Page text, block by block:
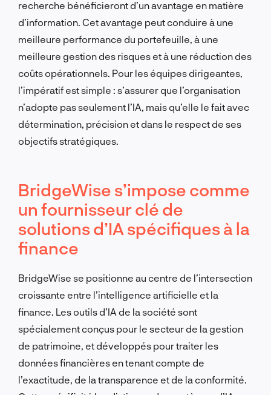
recherche bénéficieront d’un avantage en matière
d’information. Cet avantage peut conduire à une
meilleure performance du portefeuille, à une
meilleure gestion des risques et à une réduction des
coûts opérationnels. Pour les équipes dirigeantes,
l’impératif est simple : s’assurer que l’organisation
n’adopte pas seulement l’IA, mais qu’elle le fait avec
détermination, précision et dans le respect de ses
objectifs stratégiques.
BridgeWise s’impose comme
un fournisseur clé de
solutions d’IA spécifiques à la
finance
BridgeWise se positionne au centre de l’intersection
croissante entre l’intelligence artificielle et la
finance. Les outils d’IA de la société sont
spécialement conçus pour le secteur de la gestion
de patrimoine, et développés pour traiter les
données financières en tenant compte de
l’exactitude, de la transparence et de la conformité.